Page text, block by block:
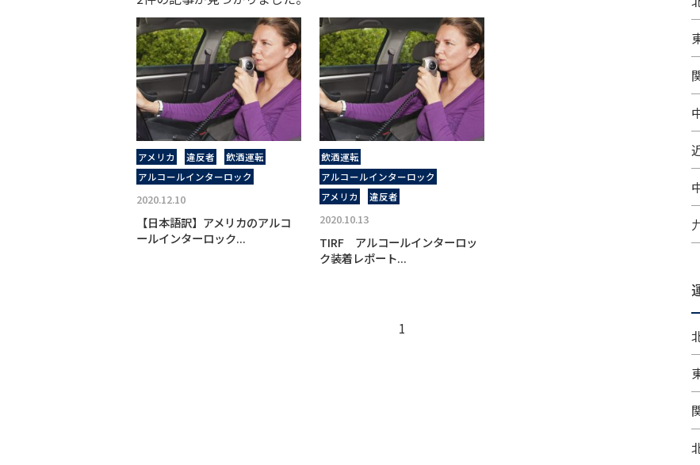
アメリカ 違反者
飲酒運転
アルコールインターロック
2020.12.10
【日本語訳】アメリカのアルコ
ールインターロック...
飲酒運転
アルコールインターロック
アメリカ
違反者
2020.10.13
TIRF アルコールインターロッ
ク装着レポート...
1